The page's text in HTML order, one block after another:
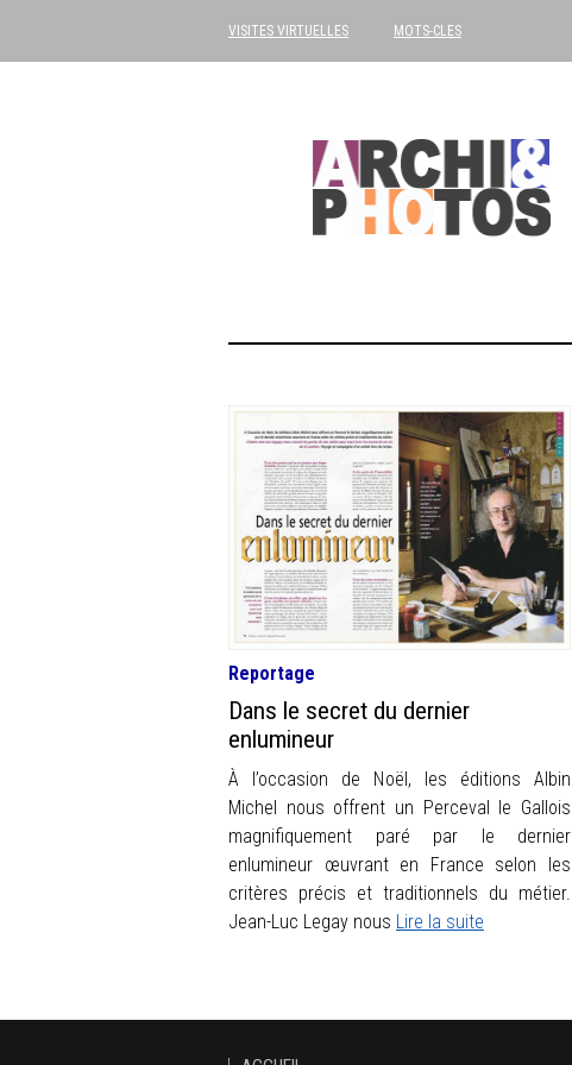
VISITES VIRTUELLES MOTS-CLES
Reportage
Dans le secret du dernier
enlumineur
À l’occasion de Noël, les éditions Albin
Michel nous offrent un Perceval le Gallois
magnifiquement paré par le dernier
enlumineur œuvrant en France selon les
critères précis et traditionnels du métier.
Jean-Luc Legay nous Lire la suite